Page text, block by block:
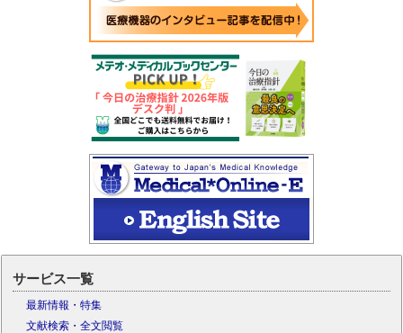
サービス一覧
最新情報・特集
文献検索・全文閲覧